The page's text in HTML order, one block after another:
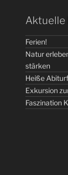
Aktuelle
Ferien!
Natur
stärken
Heiße
Exkursion
Faszination